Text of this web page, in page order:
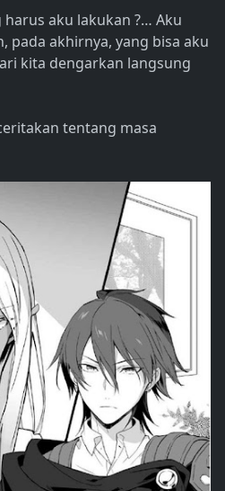
aku lakukan ?… Aku
pada akhirnya, yang bisa aku
kita dengarkan langsung
tentang masa